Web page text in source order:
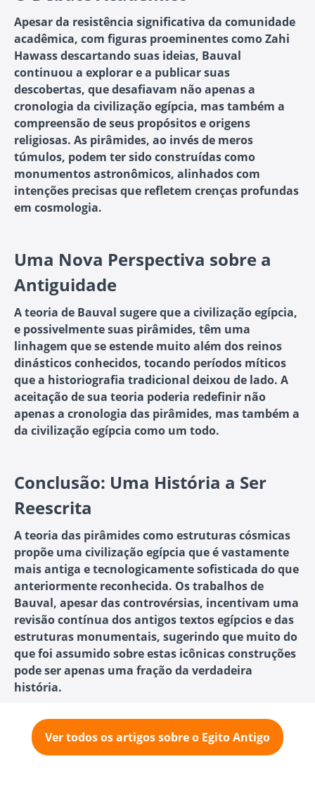
Apesar da resistência significativa da comunidade
acadêmica, com figuras proeminentes como Zahi
Hawass descartando suas ideias, Bauval
continuou a explorar e a publicar suas
descobertas, que desafiavam não apenas a
cronologia da civilização egípcia, mas também a
compreensão de seus propósitos e origens
religiosas. As pirâmides, ao invés de meros
túmulos, podem ter sido construídas como
monumentos astronômicos, alinhados com
intenções precisas que refletem crenças profundas
em cosmologia.
Uma Nova Perspectiva sobre a
Antiguidade
A teoria de Bauval sugere que a civilização egípcia,
e possivelmente suas pirâmides, têm uma
linhagem que se estende muito além dos reinos
dinásticos conhecidos, tocando períodos míticos
que a historiografia tradicional deixou de lado. A
aceitação de sua teoria poderia redefinir não
apenas a cronologia das pirâmides, mas também a
da civilização egípcia como um todo.
Conclusão: Uma História a Ser
Reescrita
A teoria das pirâmides como estruturas cósmicas
propõe uma civilização egípcia que é vastamente
mais antiga e tecnologicamente sofisticada do que
anteriormente reconhecida. Os trabalhos de
Bauval, apesar das controvérsias, incentivam uma
revisão contínua dos antigos textos egípcios e das
estruturas monumentais, sugerindo que muito do
que foi assumido sobre estas icônicas construções
pode ser apenas uma fração da verdadeira
história.
Ver todos os artigos sobre o Egito Antigo